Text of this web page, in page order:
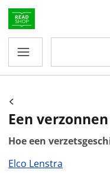
Een
Hoe een
Elco Lenstra